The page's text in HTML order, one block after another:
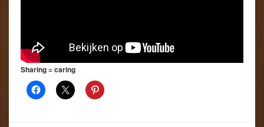
Sharing = caring